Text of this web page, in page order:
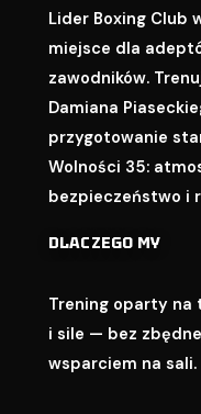
Lider Boxing Club
miejsce dla
zawodników.
Damiana
przygotowanie
Wolności 35:
bezpieczeństwo i
DLACZEGO MY
Trening oparty na
i sile — bez
wsparciem na sali.